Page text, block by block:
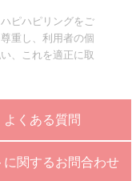
ピハピリングをご
重し、利用者の個
、これを適正に取
よくある質問
に関するお問合わせ